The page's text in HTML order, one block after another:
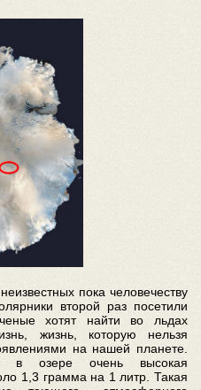
пока человечеству
второй раз посетили
хотят найти во льдах
жизнь, которую нельзя
на нашей планете.
в озере очень высокая
1,3 грамма на 1 литр. Такая